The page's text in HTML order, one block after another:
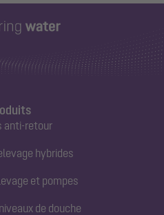
anti-retour
hybrides
et pompes
de douche